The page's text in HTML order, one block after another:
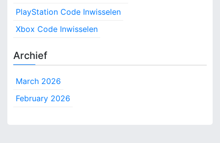
PlayStation Code Inwisselen
Xbox Code Inwisselen
Archief
March 2026
February 2026